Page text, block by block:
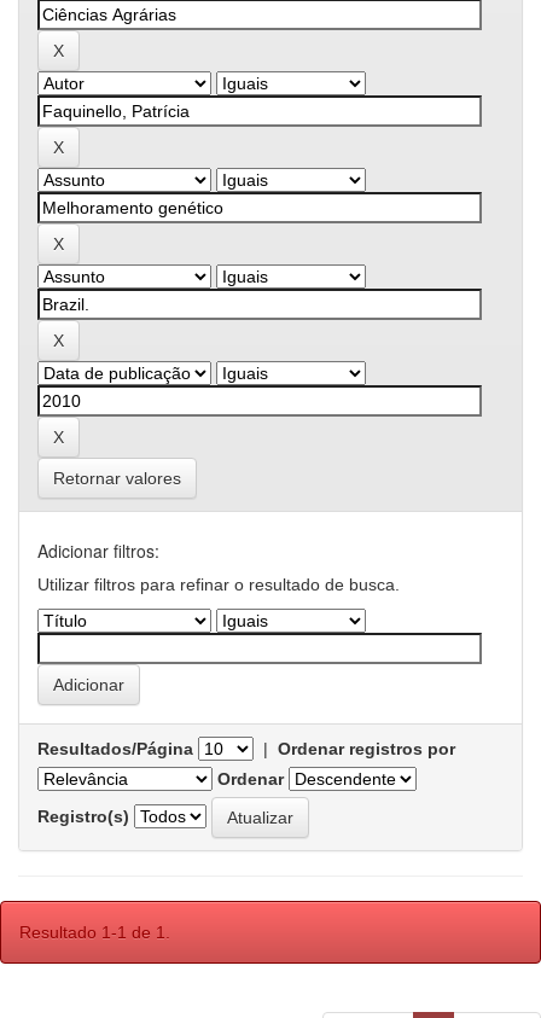
Retornar valores
Adicionar filtros:
Utilizar filtros para refinar o resultado de busca.
Resultados/Página | Ordenar registros por
Ordenar
Registro(s)
Resultado 1-1 de 1.